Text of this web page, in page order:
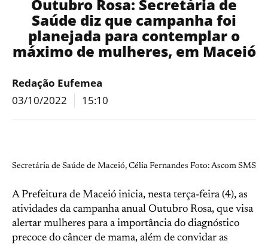
Outubro Rosa: Secretária de
Saúde diz que campanha foi
planejada para contemplar o
máximo de mulheres, em Maceió
Redação Eufemea
03/10/2022
15:10
Secretária de Saúde de Maceió, Célia Fernandes Foto: Ascom SMS
A Prefeitura de Maceió inicia, nesta terça-feira (4), as
atividades da campanha anual Outubro Rosa, que visa
alertar mulheres para a importância do diagnóstico
precoce do câncer de mama, além de convidar as